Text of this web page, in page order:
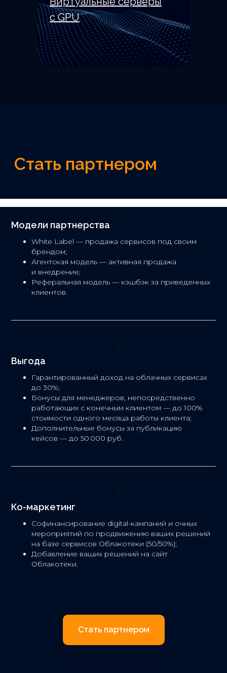
с GPU
-1-
Модели партнерства
White Label — продажа сервисов под своим
брендом;
Агентская модель — активная продажа
и внедрение;
Реферальная модель — кэшбэк за приведенных
клиентов.
-2-
Выгода
Гарантированный доход на облачных сервисах
до 30%;
Бонусы для менеджеров, непосредственно
работающих с конечным клиентом — до 100%
стоимости одного месяца работы клиента;
Дополнительные бонусы за публикацию
кейсов — до 50 000 руб.
-3-
Ко-маркетинг
Софинансирование digital-кампаний и очных
мероприятий по продвижению ваших решений
на базе сервисов Облакотеки (50/50%);
Добавление ваших решений на сайт
Облакотеки.
Стать партнером
Партнерские решения